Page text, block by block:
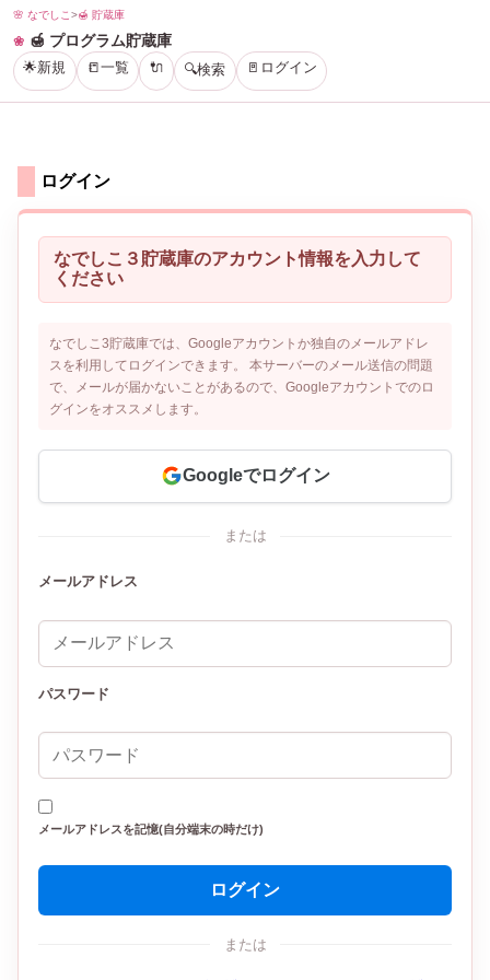
🌸 なでしこ >🍯 貯蔵庫
🍯 プログラム貯蔵庫
🌟新規 📒一覧 🔌 🔍検索 🚪ログイン
ログイン
なでしこ３貯蔵庫のアカウント情報を入力して
ください
なでしこ3貯蔵庫では、Googleアカウントか独自のメールアドレ
スを利用してログインできます。 本サーバーのメール送信の問題
で、メールが届かないことがあるので、Googleアカウントでのロ
グインをオススメします。
Googleでログイン
または
メールアドレス
パスワード
メールアドレスを記憶(自分端末の時だけ)
ログイン
または